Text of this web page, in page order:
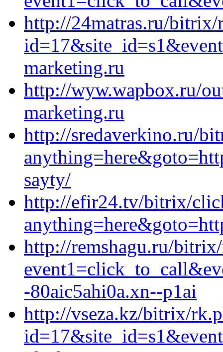
http://24matras.ru/bitrix/
marketing.ru
http://wyw.wapbox.ru/
marketing.ru
http://sredaverkino.ru/
sayty/
http://efir24.tv/bitrix/
http://remshagu.ru/
-80aic5ahi0a.xn--p1ai
http://vseza.kz/bitrix/